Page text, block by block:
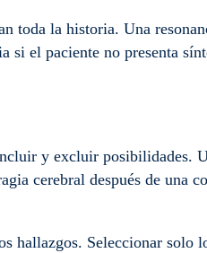
toda la historia. Una
si el paciente no presenta
y excluir posibilidades.
cerebral después de una
hallazgos. Seleccionar solo